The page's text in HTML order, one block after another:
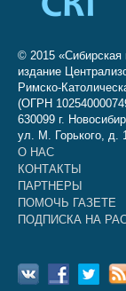
© 2015 «Сибирская
издание
Римско-
(ОГРН
630099 г.
ул. М. Горького, д.
О НАС
КОНТАКТЫ
ПАРТНЕРЫ
ПОМОЧЬ ГАЗЕТЕ
ПОДПИСКА НА